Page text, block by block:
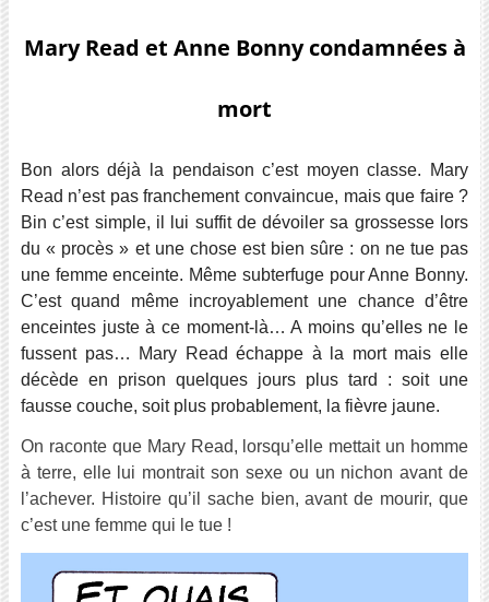
Mary Read et Anne Bonny condamnées à
mort
Bon alors déjà la pendaison c’est moyen classe. Mary
Read n’est pas franchement convaincue, mais que faire ?
Bin c’est simple, il lui suffit de dévoiler sa grossesse lors
du « procès » et une chose est bien sûre : on ne tue pas
une femme enceinte. Même subterfuge pour Anne Bonny.
C’est quand même incroyablement une chance d’être
enceintes juste à ce moment-là… A moins qu’elles ne le
fussent pas… Mary Read échappe à la mort mais elle
décède en prison quelques jours plus tard : soit une
fausse couche, soit plus probablement, la fièvre jaune.
On raconte que Mary Read, lorsqu’elle mettait un homme
à terre, elle lui montrait son sexe ou un nichon avant de
l’achever. Histoire qu’il sache bien, avant de mourir, que
c’est une femme qui le tue !